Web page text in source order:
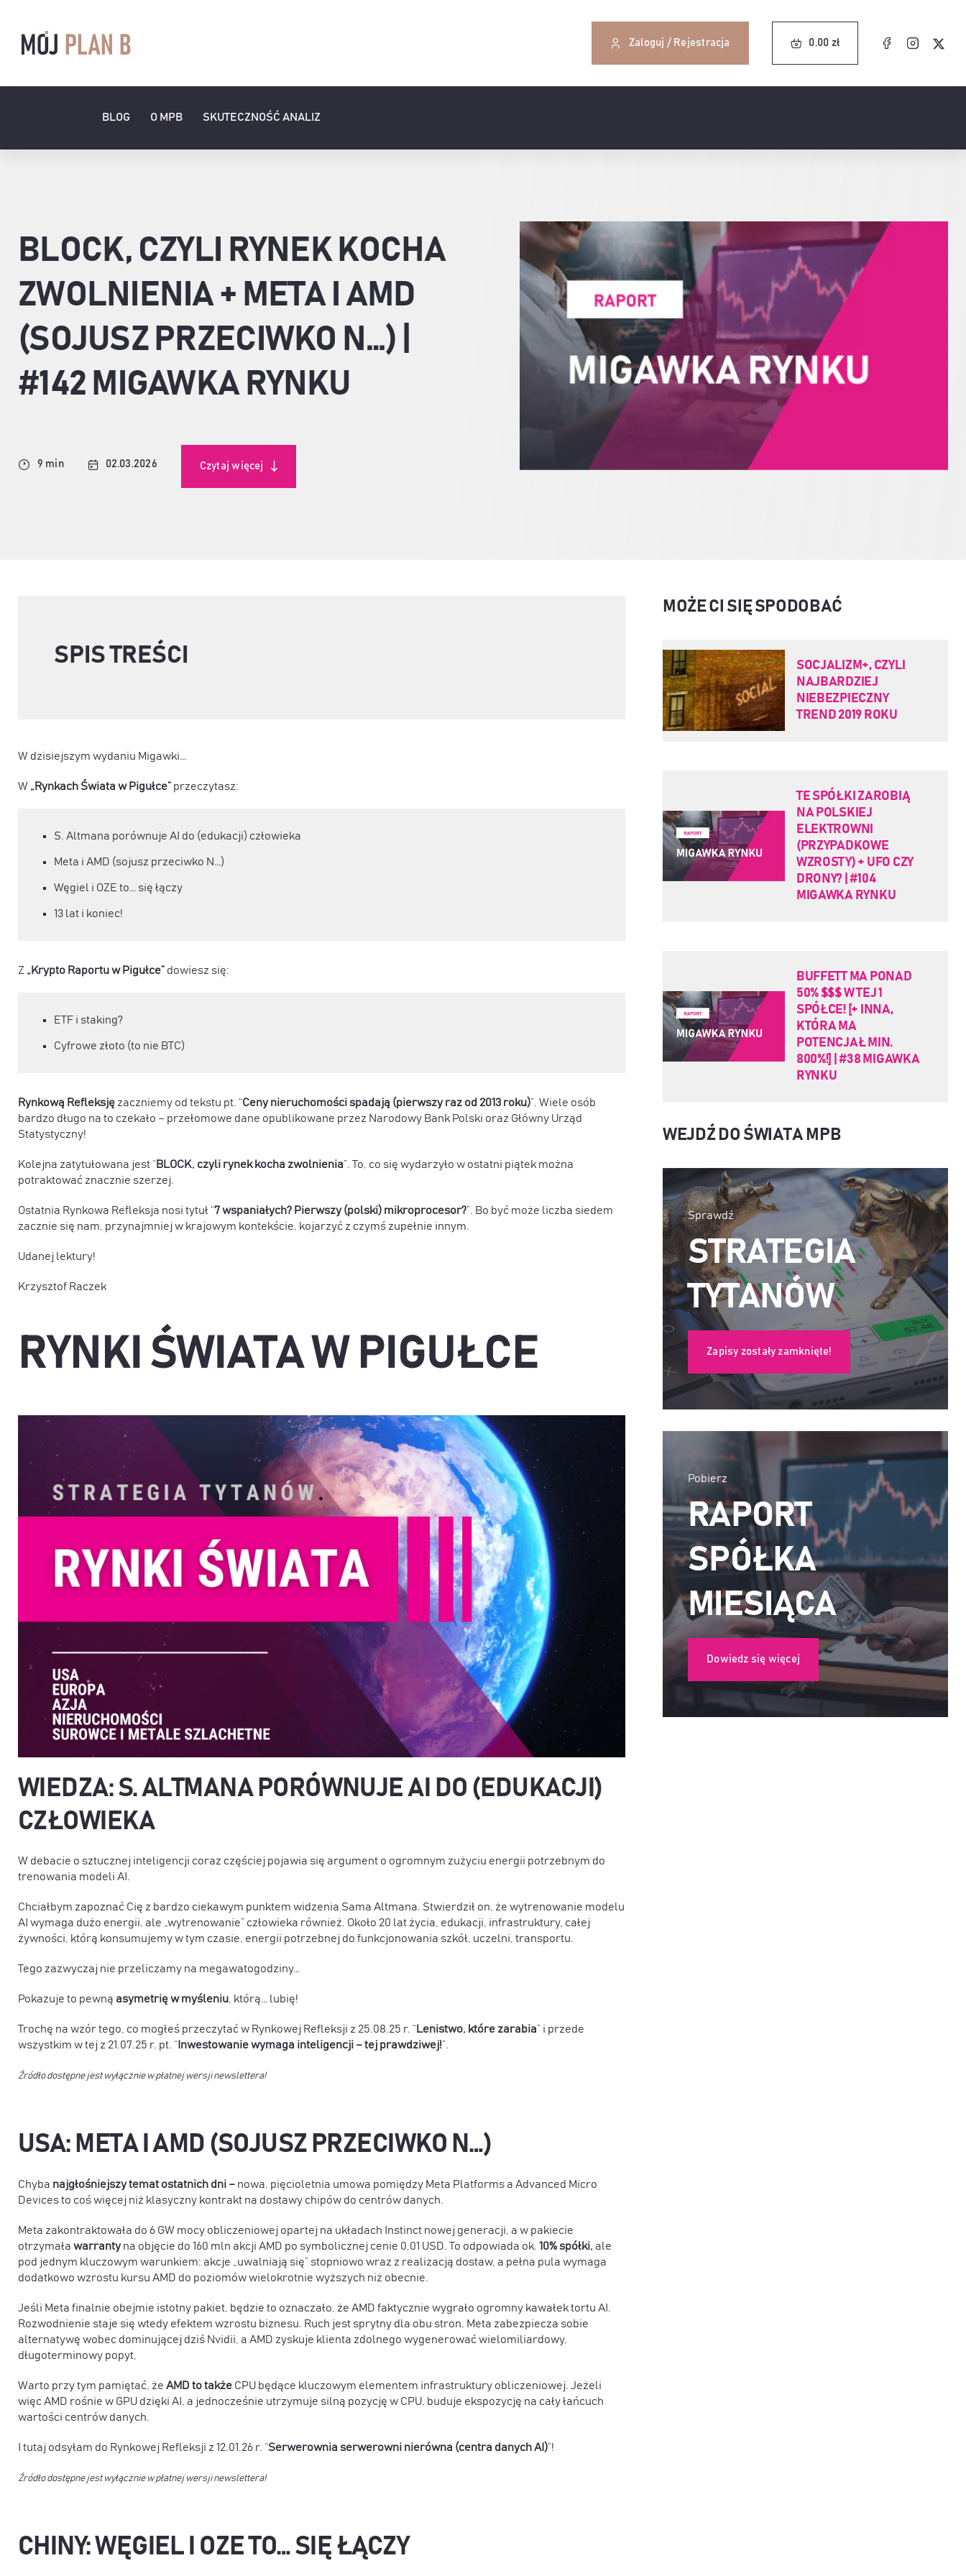
zawartości
Zaloguj / Rejestracja 0.00 zł
BLOG O MPB SKUTECZNOŚĆ ANALIZ
BLOCK, CZYLI RYNEK KOCHA
ZWOLNIENIA + META I AMD
(SOJUSZ PRZECIWKO N…) |
#142 MIGAWKA RYNKU
9 min 02.03.2026 Czytaj więcej
SPIS TREŚCI
W dzisiejszym wydaniu Migawki…
W „Rynkach Świata w Pigułce”przeczytasz:
S. Altmana porównuje AI do (edukacji) człowieka
Meta i AMD (sojusz przeciwko N…)
Węgiel i OZE to… się łączy
13 lat i koniec!
Z „Krypto Raportu w Pigułce”dowiesz się:
ETF i staking?
Cyfrowe złoto (to nie BTC)
Rynkową Refleksję zaczniemy od tekstu pt. “Ceny nieruchomości spadają (pierwszy raz od 2013 roku)”. Wiele osób
bardzo długo na to czekało – przełomowe dane opublikowane przez Narodowy Bank Polski oraz Główny Urząd
Statystyczny!
Kolejna zatytułowana jest“BLOCK, czyli rynek kocha zwolnienia”. To, co się wydarzyło w ostatni piątek można
potraktować znacznie szerzej.
Ostatnia Rynkowa Refleksja nosi tytuł “7 wspaniałych? Pierwszy (polski) mikroprocesor?”. Bo być może liczba siedem
zacznie się nam, przynajmniej w krajowym kontekście, kojarzyć z czymś zupełnie innym.
Udanej lektury!
Krzysztof Raczek
RYNKI ŚWIATA W PIGUŁCE
WIEDZA: S. ALTMANA PORÓWNUJE AI DO (EDUKACJI)
CZŁOWIEKA
W debacie o sztucznej inteligencji coraz częściej pojawia się argument o ogromnym zużyciu energii potrzebnym do
trenowania modeli AI.
Chciałbym zapoznać Cię z bardzo ciekawym punktem widzenia Sama Altmana. Stwierdził on, że wytrenowanie modelu
AI wymaga dużo energii, ale „wytrenowanie” człowieka również. Około 20 lat życia, edukacji, infrastruktury, całej
żywności, którą konsumujemy w tym czasie, energii potrzebnej do funkcjonowania szkół, uczelni, transportu.
Tego zazwyczaj nie przeliczamy na megawatogodziny…
Pokazuje to pewną asymetrię w myśleniu, którą… lubię!
Trochę na wzór tego, co mogłeś przeczytać w Rynkowej Refleksji z 25.08.25 r. “Lenistwo, które zarabia” i przede
wszystkim wtej z 21.07.25 r. pt. “Inwestowanie wymaga inteligencji – tej prawdziwej!”.
Źródło dostępne jest wyłącznie w płatnej wersji newslettera!
USA: META I AMD (SOJUSZ PRZECIWKO N…)
Chyba najgłośniejszy temat ostatnich dni – nowa, pięcioletnia umowa pomiędzy Meta Platforms a Advanced Micro
Devices to coś więcej niż klasyczny kontrakt na dostawy chipów do centrów danych.
Meta zakontraktowała do 6 GW mocy obliczeniowej opartej na układach Instinct nowej generacji, a w pakiecie
otrzymała warrantyna objęcie do 160 mln akcji AMD po symbolicznej cenie 0,01 USD. To odpowiada ok. 10% spółki, ale
pod jednym kluczowym warunkiem: akcje „uwalniają się” stopniowo wraz z realizacją dostaw, a pełna pula wymaga
dodatkowo wzrostu kursu AMD do poziomów wielokrotnie wyższych niż obecnie.
Jeśli Meta finalnie obejmie istotny pakiet, będzie to oznaczało, że AMD faktycznie wygrało ogromny kawałek tortu AI.
Rozwodnienie staje się wtedy efektem wzrostu biznesu. Ruch jest sprytny dla obu stron. Meta zabezpiecza sobie
alternatywę wobec dominującej dziś Nvidii, a AMD zyskuje klienta zdolnego wygenerować wielomiliardowy,
długoterminowy popyt,
Warto przy tym pamiętać, że AMD to takżeCPU będące kluczowym elementem infrastruktury obliczeniowej. Jeżeli
więc AMD rośnie w GPU dzięki AI, a jednocześnie utrzymuje silną pozycję w CPU, buduje ekspozycję na cały łańcuch
wartości centrów danych.
I tutaj odsyłam do Rynkowej Refleksji z 12.01.26 r. “Serwerownia serwerowni nierówna (centra danych AI)”!
Źródło dostępne jest wyłącznie w płatnej wersji newslettera!
CHINY: WĘGIEL I OZE TO… SIĘ ŁĄCZY
MOŻE CI SIĘ SPODOBAĆ
SOCJALIZM+, CZYLI
NAJBARDZIEJ
NIEBEZPIECZNY
TREND 2019 ROKU
TE SPÓŁKI ZAROBIĄ
NA POLSKIEJ
ELEKTROWNI
(PRZYPADKOWE
WZROSTY) + UFO CZY
DRONY? | #104
MIGAWKA RYNKU
BUFFETT MA PONAD
50% $$$ W TEJ 1
SPÓŁCE! [+ INNA,
KTÓRA MA
POTENCJAŁ MIN.
800%!] | #38 MIGAWKA
RYNKU
WEJDŹ DO ŚWIATA MPB
Sprawdź
STRATEGIA
TYTANÓW
Zapisy zostały zamknięte!
Pobierz
RAPORT
SPÓŁKA
MIESIĄCA
Dowiedz się więcej